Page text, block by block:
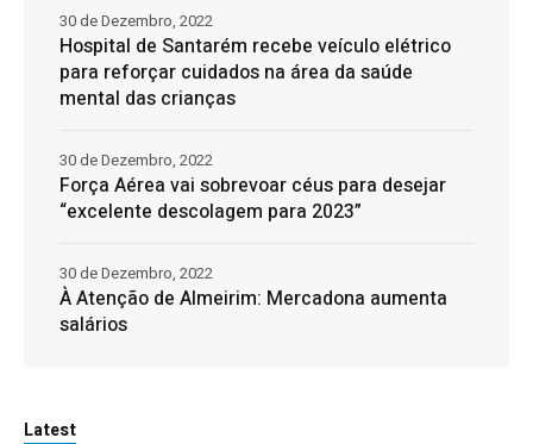
Hospital de Santarém recebe veículo elétrico
para reforçar cuidados na área da saúde
mental das crianças
30 de Dezembro, 2022
Força Aérea vai sobrevoar céus para desejar
“excelente descolagem para 2023”
30 de Dezembro, 2022
À Atenção de Almeirim: Mercadona aumenta
salários
30 de Dezembro, 2022
Latest